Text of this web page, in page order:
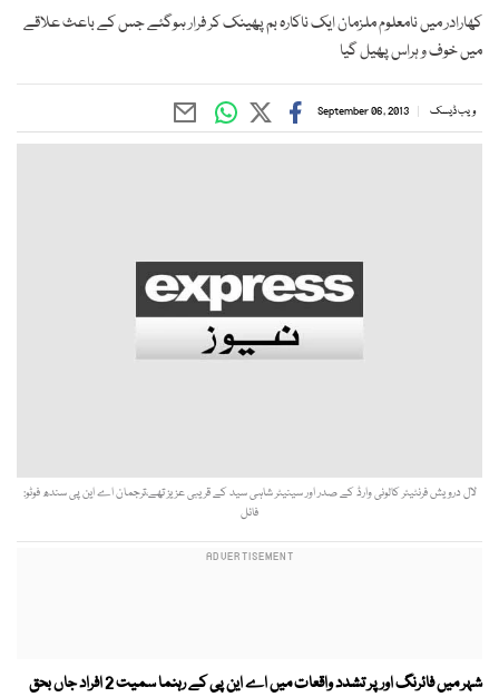
کھارادر میں نامعلوم ملزمان ایک ناکارہ بم پھینک کر فرار ہوگئے جس کے باعث علاقے
میں خوف و ہراس پھیل گیا
ویب ڈیسک September 06, 2013
لال درویش فرنٹیئر کالونی وارڈ کے صدر اور سینیٹر شاہی سید کے قریبی عزیز تھے،ترجمان اے این پی سندھ فوٹو:
فائل
شہر میں فائرنگ اور پر تشدد واقعات میں اے این پی کے رہنما سمیت 2 افراد جاں بحق